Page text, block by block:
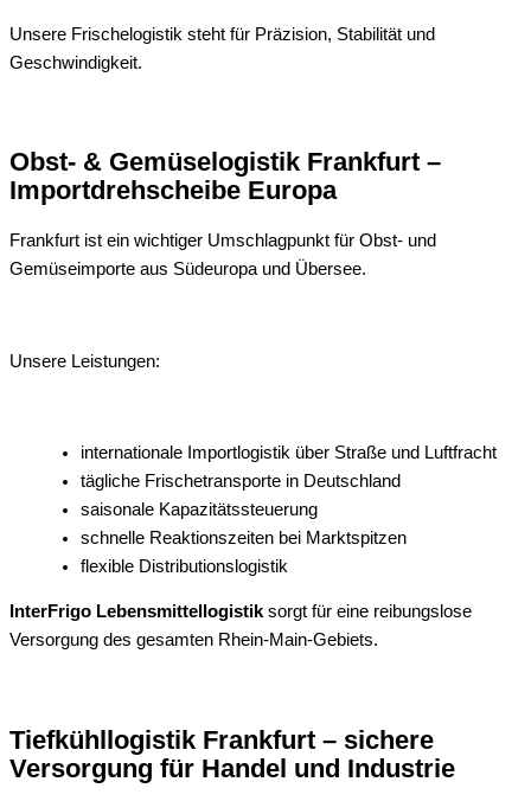
Unsere Frischelogistik steht für Präzision, Stabilität und
Geschwindigkeit.
Obst- & Gemüselogistik Frankfurt –
Importdrehscheibe Europa
Frankfurt ist ein wichtiger Umschlagpunkt für Obst- und
Gemüseimporte aus Südeuropa und Übersee.
Unsere Leistungen:
internationale Importlogistik über Straße und Luftfracht
tägliche Frischetransporte in Deutschland
saisonale Kapazitätssteuerung
schnelle Reaktionszeiten bei Marktspitzen
flexible Distributionslogistik
InterFrigo Lebensmittellogistiksorgt für eine reibungslose
Versorgung des gesamten Rhein-Main-Gebiets.
Tiefkühllogistik Frankfurt – sichere
Versorgung für Handel und Industrie